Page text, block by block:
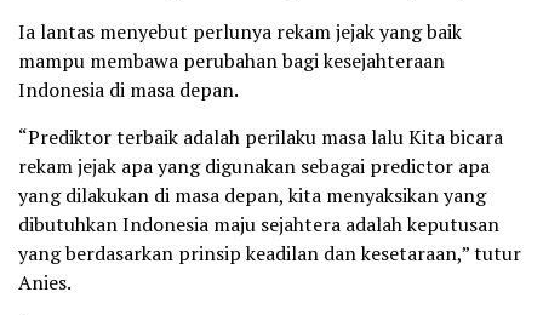
Ia lantas menyebut perlunya rekam jejak yang baik
mampu membawa perubahan bagi kesejahteraan
Indonesia di masa depan.
“Prediktor terbaik adalah perilaku masa lalu Kita bicara
rekam jejak apa yang digunakan sebagai predictor apa
yang dilakukan di masa depan, kita menyaksikan yang
dibutuhkan Indonesia maju sejahtera adalah keputusan
yang berdasarkan prinsip keadilan dan kesetaraan,” tutur
Anies.